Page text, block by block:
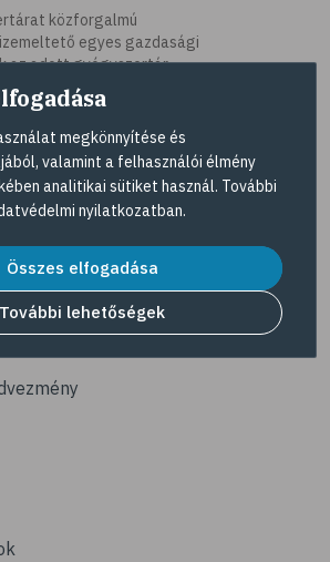
táplálkozás
problémák
közforgalmú
egyes gazdasági
az adott gyógyszertár
gyógyszertárak listáját és
kereső
megkönnyítése és
valamint a felhasználói élmény
analitikai sütiket használ. További
nyilatkozatban.
Összes elfogadása
További lehetőségek